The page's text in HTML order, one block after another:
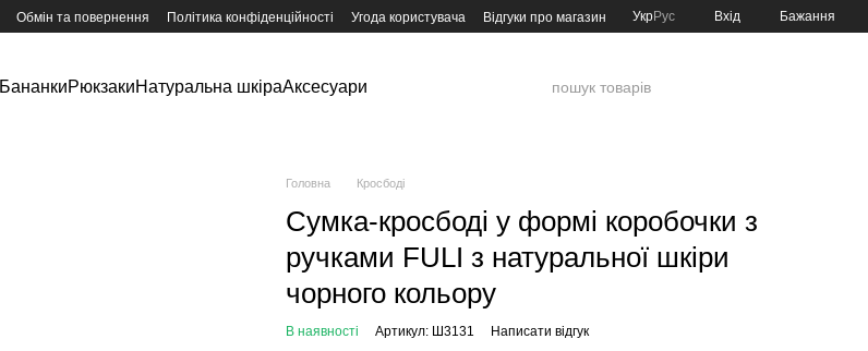
Обмін та повернення Політика конфіденційності Угода користувача Відгуки про магазин УкрРус Вхід Бажання
БананкиРюкзакиНатуральна шкіраАксесуари
Головна Кросбоді
Сумка-кросбоді у формі коробочки з
ручками FULI з натуральної шкіри
чорного кольору
В наявності Артикул: Ш3131 Написати відгук